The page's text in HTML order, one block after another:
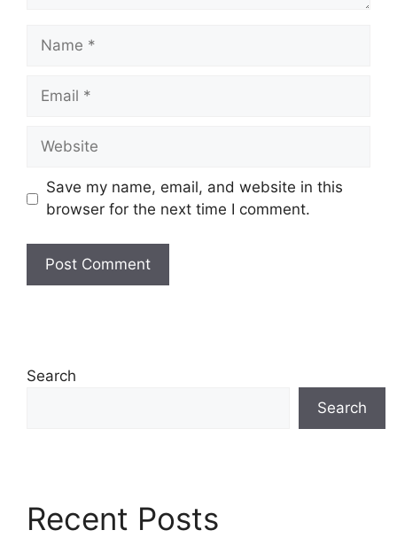
Name
Email
Website
Save my name, email, and website in this
browser for the next time I comment.
Search
Search
Recent Posts